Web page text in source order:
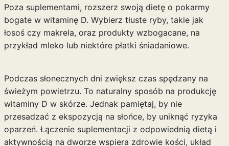
Poza suplementami, rozszerz swoją dietę o pokarmy
bogate w witaminę D. Wybierz tłuste ryby, takie jak
łosoś czy makrela, oraz produkty wzbogacane, na
przykład mleko lub niektóre płatki śniadaniowe.
Podczas słonecznych dni zwiększ czas spędzany na
świeżym powietrzu. To naturalny sposób na produkcję
witaminy D w skórze. Jednak pamiętaj, by nie
przesadzać z ekspozycją na słońce, by uniknąć ryzyka
oparzeń. Łączenie suplementacji z odpowiednią dietą i
aktywnością na dworze wspiera zdrowie kości, układ